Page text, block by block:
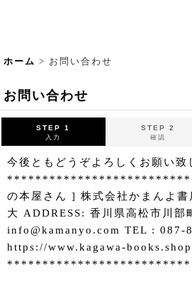
ホーム > お問い合わせ
お問い合わせ
STEP 1
入力
STEP 2
確認
今後ともどうぞよろしくお願い致
の本屋さん ] 株式会社かまんよ
大 ADDRESS: 香川県高松市川
info@kamanyo.com TEL : 087-
https://www.kagawa-